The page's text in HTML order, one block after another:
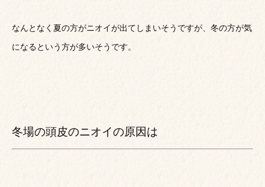
なんとなく夏の方がニオイが出てしまいそうですが、冬の方が気
になるという方が多いそうです。
冬場の頭皮のニオイの原因は